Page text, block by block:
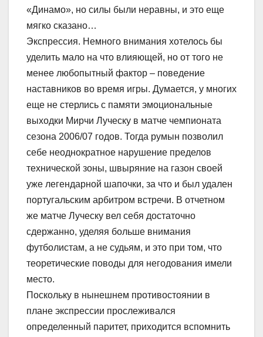
«Динамо», но силы были неравны, и это еще
мягко сказано…
Экспрессия. Немного внимания хотелось бы
уделить мало на что влияющей, но от того не
менее любопытный фактор – поведение
наставников во время игры. Думается, у многих
еще не стерлись с памяти эмоциональные
выходки Мирчи Луческу в матче чемпионата
сезона 2006/07 годов. Тогда румын позволил
себе неоднократное нарушение пределов
технической зоны, швыряние на газон своей
уже легендарной шапочки, за что и был удален
португальским арбитром встречи. В отчетном
же матче Луческу вел себя достаточно
сдержанно, уделяя больше внимания
футболистам, а не судьям, и это при том, что
теоретические поводы для негодования имели
место.
Поскольку в нынешнем противостоянии в
плане экспрессии прослеживался
определенный паритет, приходится вспомнить